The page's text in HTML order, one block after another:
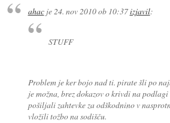
ahacje 24. nov 2010 ob 10:37izjavil:
STUFF
Problem je ker bojo nad ti. pirate šli po
je možna, brez dokazov o krivdi na
pošiljali zahtevke za odškodnino v
vložili tožbo na sodišču.